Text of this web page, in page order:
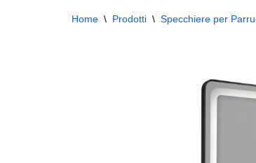
Home \ Prodotti \ Specchiere per